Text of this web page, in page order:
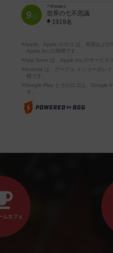
9位
7 Wonders
世界の七不思議
1919名
※Apple、Apple のロゴ は、米国および
Apple Inc.の商標です。
※App Store は、Apple Inc.のサービス
※Android は、グーグル インコーポレイ
標です。
※Google Play とそのロゴは、Google
す。
ムカフェ